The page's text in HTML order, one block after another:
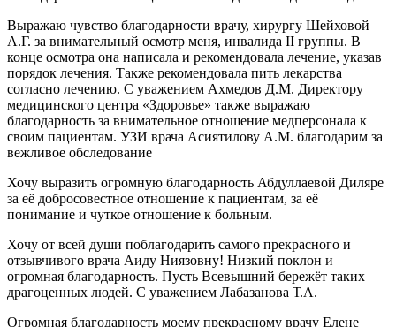
Выражаю чувство благодарности врачу, хирургу Шейховой
А.Г. за внимательный осмотр меня, инвалида II группы. В
конце осмотра она написала и рекомендовала лечение, указав
порядок лечения. Также рекомендовала пить лекарства
согласно лечению. С уважением Ахмедов Д.М. Директору
медицинского центра «Здоровье» также выражаю
благодарность за внимательное отношение медперсонала к
своим пациентам. УЗИ врача Асиятилову А.М. благодарим за
вежливое обследование
Хочу выразить огромную благодарность Абдуллаевой Диляре
за её добросовестное отношение к пациентам, за её
понимание и чуткое отношение к больным.
Хочу от всей души поблагодарить самого прекрасного и
отзывчивого врача Аиду Ниязовну! Низкий поклон и
огромная благодарность. Пусть Всевышний бережёт таких
драгоценных людей. С уважением Лабазанова Т.А.
Огромная благодарность моему прекрасному врачу Елене